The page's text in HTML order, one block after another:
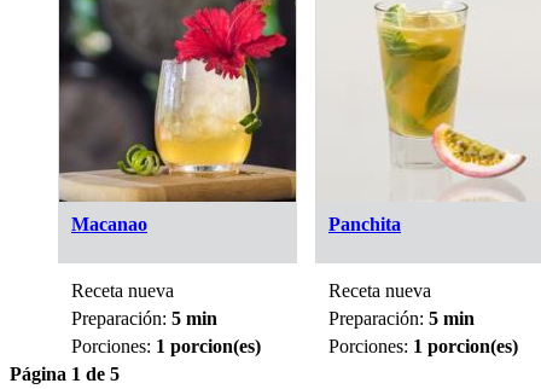
Macanao
Receta nueva
Preparación: 5 min
Porciones: 1 porcion(es)
Panchita
Receta nueva
Preparación: 5 min
Porciones: 1 porcion(es)
Página 1 de 5